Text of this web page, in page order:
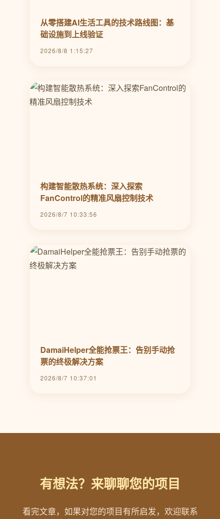
从零搭建AI生活工具的技术路线图：基
础设施到上线验证
2026/8/8 1:15:27
构建智能散热系统：深入探索
FanControl的精准风扇控制技术
2026/8/7 10:33:56
DamaiHelper全能抢票王：告别手动抢
票的终极解决方案
2026/8/7 10:37:01
有想法？来聊聊您的项目
看完文章，如果对您的项目有所启发，欢迎联系